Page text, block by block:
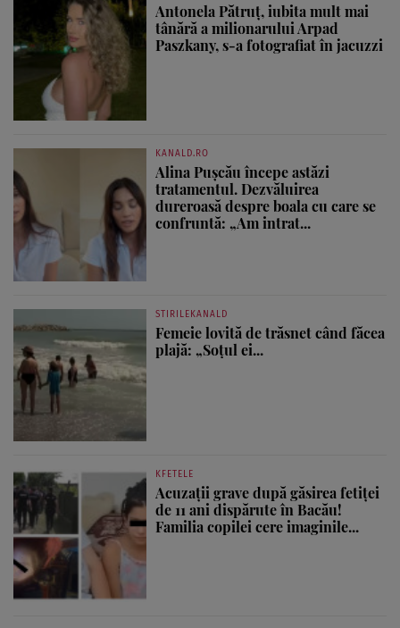
Antonela Pătruț, iubita mult mai
tânără a milionarului Arpad
Paszkany, s-a fotografiat în jacuzzi
KANALD.RO
Alina Pușcău începe astăzi
tratamentul. Dezvăluirea
dureroasă despre boala cu care se
confruntă: „Am intrat...
STIRILEKANALD
Femeie lovită de trăsnet când făcea
plajă: „Soțul ei...
KFETELE
Acuzații grave după găsirea fetiței
de 11 ani dispărute în Bacău!
Familia copilei cere imaginile...